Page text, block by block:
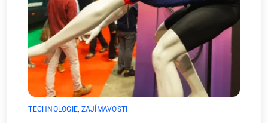
TECHNOLOGIE, ZAJÍMAVOSTI